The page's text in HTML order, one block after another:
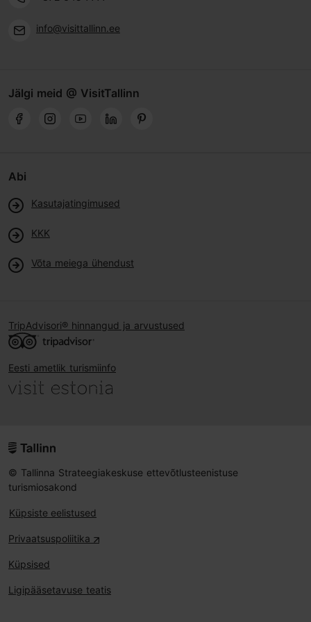
info@visittallinn.ee
Jälgi meid @ VisitTallinn
Abi
Kasutajatingimused
KKK
Võta meiega ühendust
TripAdvisori® hinnangud ja arvustused
Eesti ametlik turismiinfo
© Tallinna Strateegiakeskuse ettevõtlusteenistuse
turismiosakond
Küpsiste eelistused
Privaatsuspoliitika
Küpsised
Ligipääsetavuse teatis